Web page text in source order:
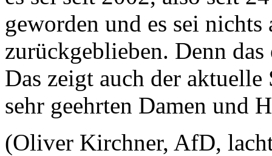
geworden und es sei nichts
zurückgeblieben. Denn
Das zeigt auch der
sehr geehrten Damen und
(Oliver Kirchner, AfD,